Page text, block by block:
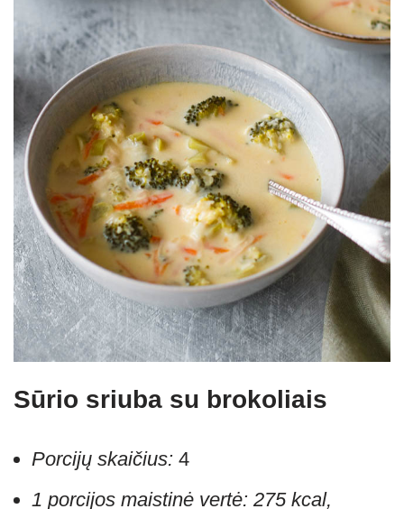
Sūrio sriuba su brokoliais
Porcijų skaičius: 4
1 porcijos maistinė vertė: 275 kcal,